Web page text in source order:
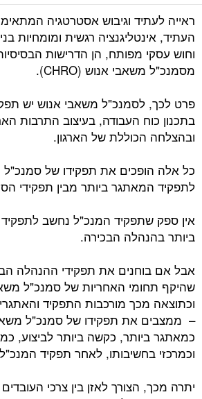
ראייה לעתיד וגיבוש אסטרטגיה
העתיד, אינטליגנציה רגשית ומומחיות
וחוש עסקי מפותח, הן הדרישות
מסמנכ"ל משאבי אנוש (CHRO).
פרט לכך, לסמנכ"ל משאבי אנוש יש
בתכנון כוח העבודה, בעיצוב התרבות
ובהצלחה הכוללת של הארגון.
כל אלה הופכים את תפקידו של
לתפקיד המאתגר ביותר מבין תפקידי
אין ספק שתפקיד המנכ"ל נחשב
ביותר בהנהלה הבכירה.
אבל אם בוחנים את תפקידי ההנהלה
שהיקף תחומי האחריות של סמנכ"ל
וכתוצאה מכך מורכבות התפקיד
– ממצבים את תפקידו של סמנכ"ל
כמאתגר ביותר, כקשה ביותר לביצוע,
וכמרכזי בחשיבותו, לאחר תפקיד
יתרה מכך, הצורך לאזן בין צרכי